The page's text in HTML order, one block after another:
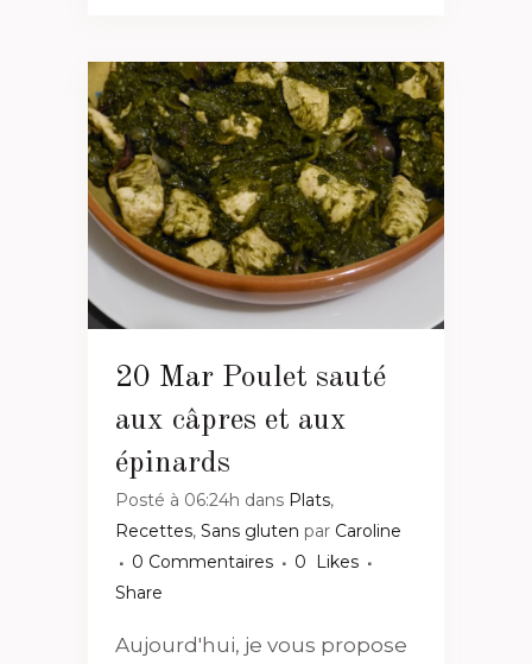
20 Mar Poulet sauté
aux câpres et aux
épinards
Posté à 06:24h dans Plats,
Recettes, Sans gluten par Caroline
0 Commentaires
0
Likes
Share
Aujourd'hui, je vous propose